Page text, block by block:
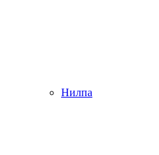
Нилпа